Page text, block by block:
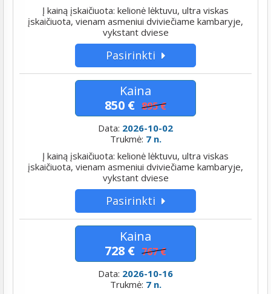
Į kainą įskaičiuota: kelionė lėktuvu, ultra viskas
įskaičiuota, vienam asmeniui dviviečiame kambaryje,
vykstant dviese
Pasirinkti
Kaina
850 € 895 €
Data: 2026-10-02
Trukmė: 7 n.
Į kainą įskaičiuota: kelionė lėktuvu, ultra viskas
įskaičiuota, vienam asmeniui dviviečiame kambaryje,
vykstant dviese
Pasirinkti
Kaina
728 € 767 €
Data: 2026-10-16
Trukmė: 7 n.